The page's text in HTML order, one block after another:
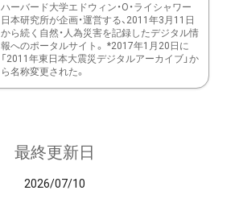
ハーバード大学エドウィン・O・ライシャワー
日本研究所が企画・運営する、2011年3月11日
から続く自然・人為災害を記録したデジタル情
報へのポータルサイト。 *2017年1月20日に
「2011年東日本大震災デジタルアーカイブ」か
ら名称変更された。
最終更新日
2026/07/10